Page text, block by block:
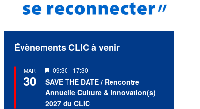
Évènements CLIC à venir
MAR
30
Mis
en
avant
09:30 - 17:30
SAVE THE DATE / Rencontre
Annuelle Culture & Innovation(s)
2027 du CLIC